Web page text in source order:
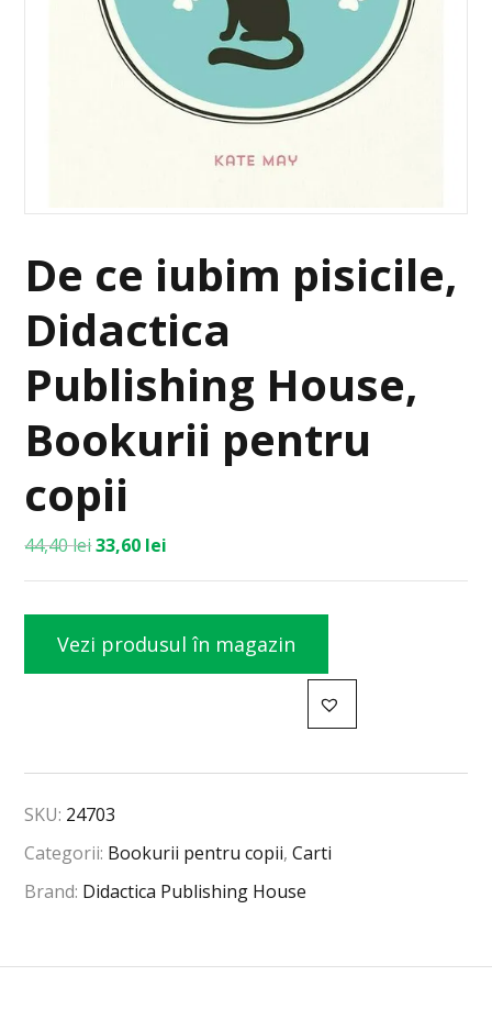
De ce iubim pisicile,
Didactica
Publishing House,
Bookurii pentru
copii
44,40lei33,60 lei
Vezi produsul în magazin
SKU: 24703
Categorii: Bookurii pentru copii,Carti
Brand: Didactica Publishing House